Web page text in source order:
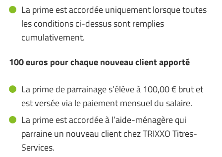
La prime est accordée uniquement lorsque toutes
les conditions ci-dessus sont remplies
cumulativement.
100 euros pour chaque nouveau client apporté
La prime de parrainage s’élève à 100,00 € brut et
est versée via le paiement mensuel du salaire.
La prime est accordée à l’aide-ménagère qui
parraine un nouveau client chez TRIXXO Titres-
Services.